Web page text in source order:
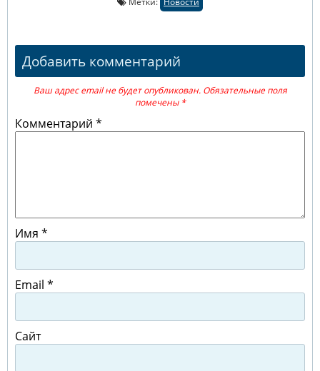
Добавить комментарий
Ваш адрес email не будет опубликован. Обязательные поля
помечены *
Комментарий *
Имя *
Email *
Сайт